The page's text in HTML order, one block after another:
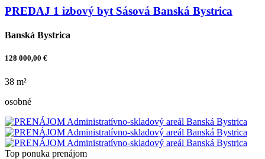
PREDAJ 1 izbový byt Sásová Banská Bystrica
Banská Bystrica
128 000,00 €
38 m²
osobné
Top ponuka prenájom